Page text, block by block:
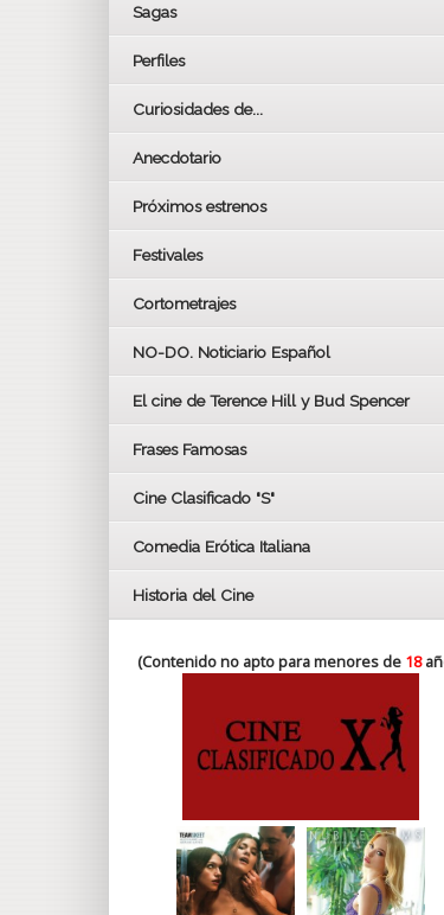
Sagas
Perfiles
Curiosidades de...
Anecdotario
Próximos estrenos
Festivales
LOS OSCARS
BAFTA
Cortometrajes
NO-DO. Noticiario Español
El cine de Terence Hill y Bud Spencer
Frases Famosas
Cine Clasificado "S"
Comedia Erótica Italiana
Historia del Cine
(Contenido no apto para menores de 18